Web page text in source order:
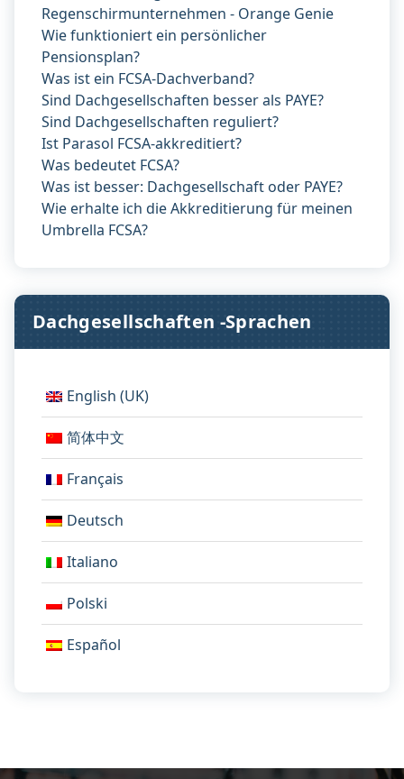
Regenschirmunternehmen - Orange Genie
Wie funktioniert ein persönlicher
Pensionsplan?
Was ist ein FCSA-Dachverband?
Sind Dachgesellschaften besser als PAYE?
Sind Dachgesellschaften reguliert?
Ist Parasol FCSA-akkreditiert?
Was bedeutet FCSA?
Was ist besser: Dachgesellschaft oder PAYE?
Wie erhalte ich die Akkreditierung für meinen
Umbrella FCSA?
Dachgesellschaften -Sprachen
English (UK)
简体中文
Français
Deutsch
Italiano
Polski
Español